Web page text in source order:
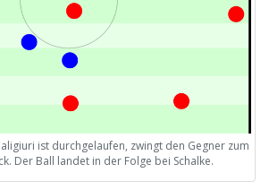
ist durchgelaufen, zwingt den Gegner zum
Der Ball landet in der Folge bei Schalke.